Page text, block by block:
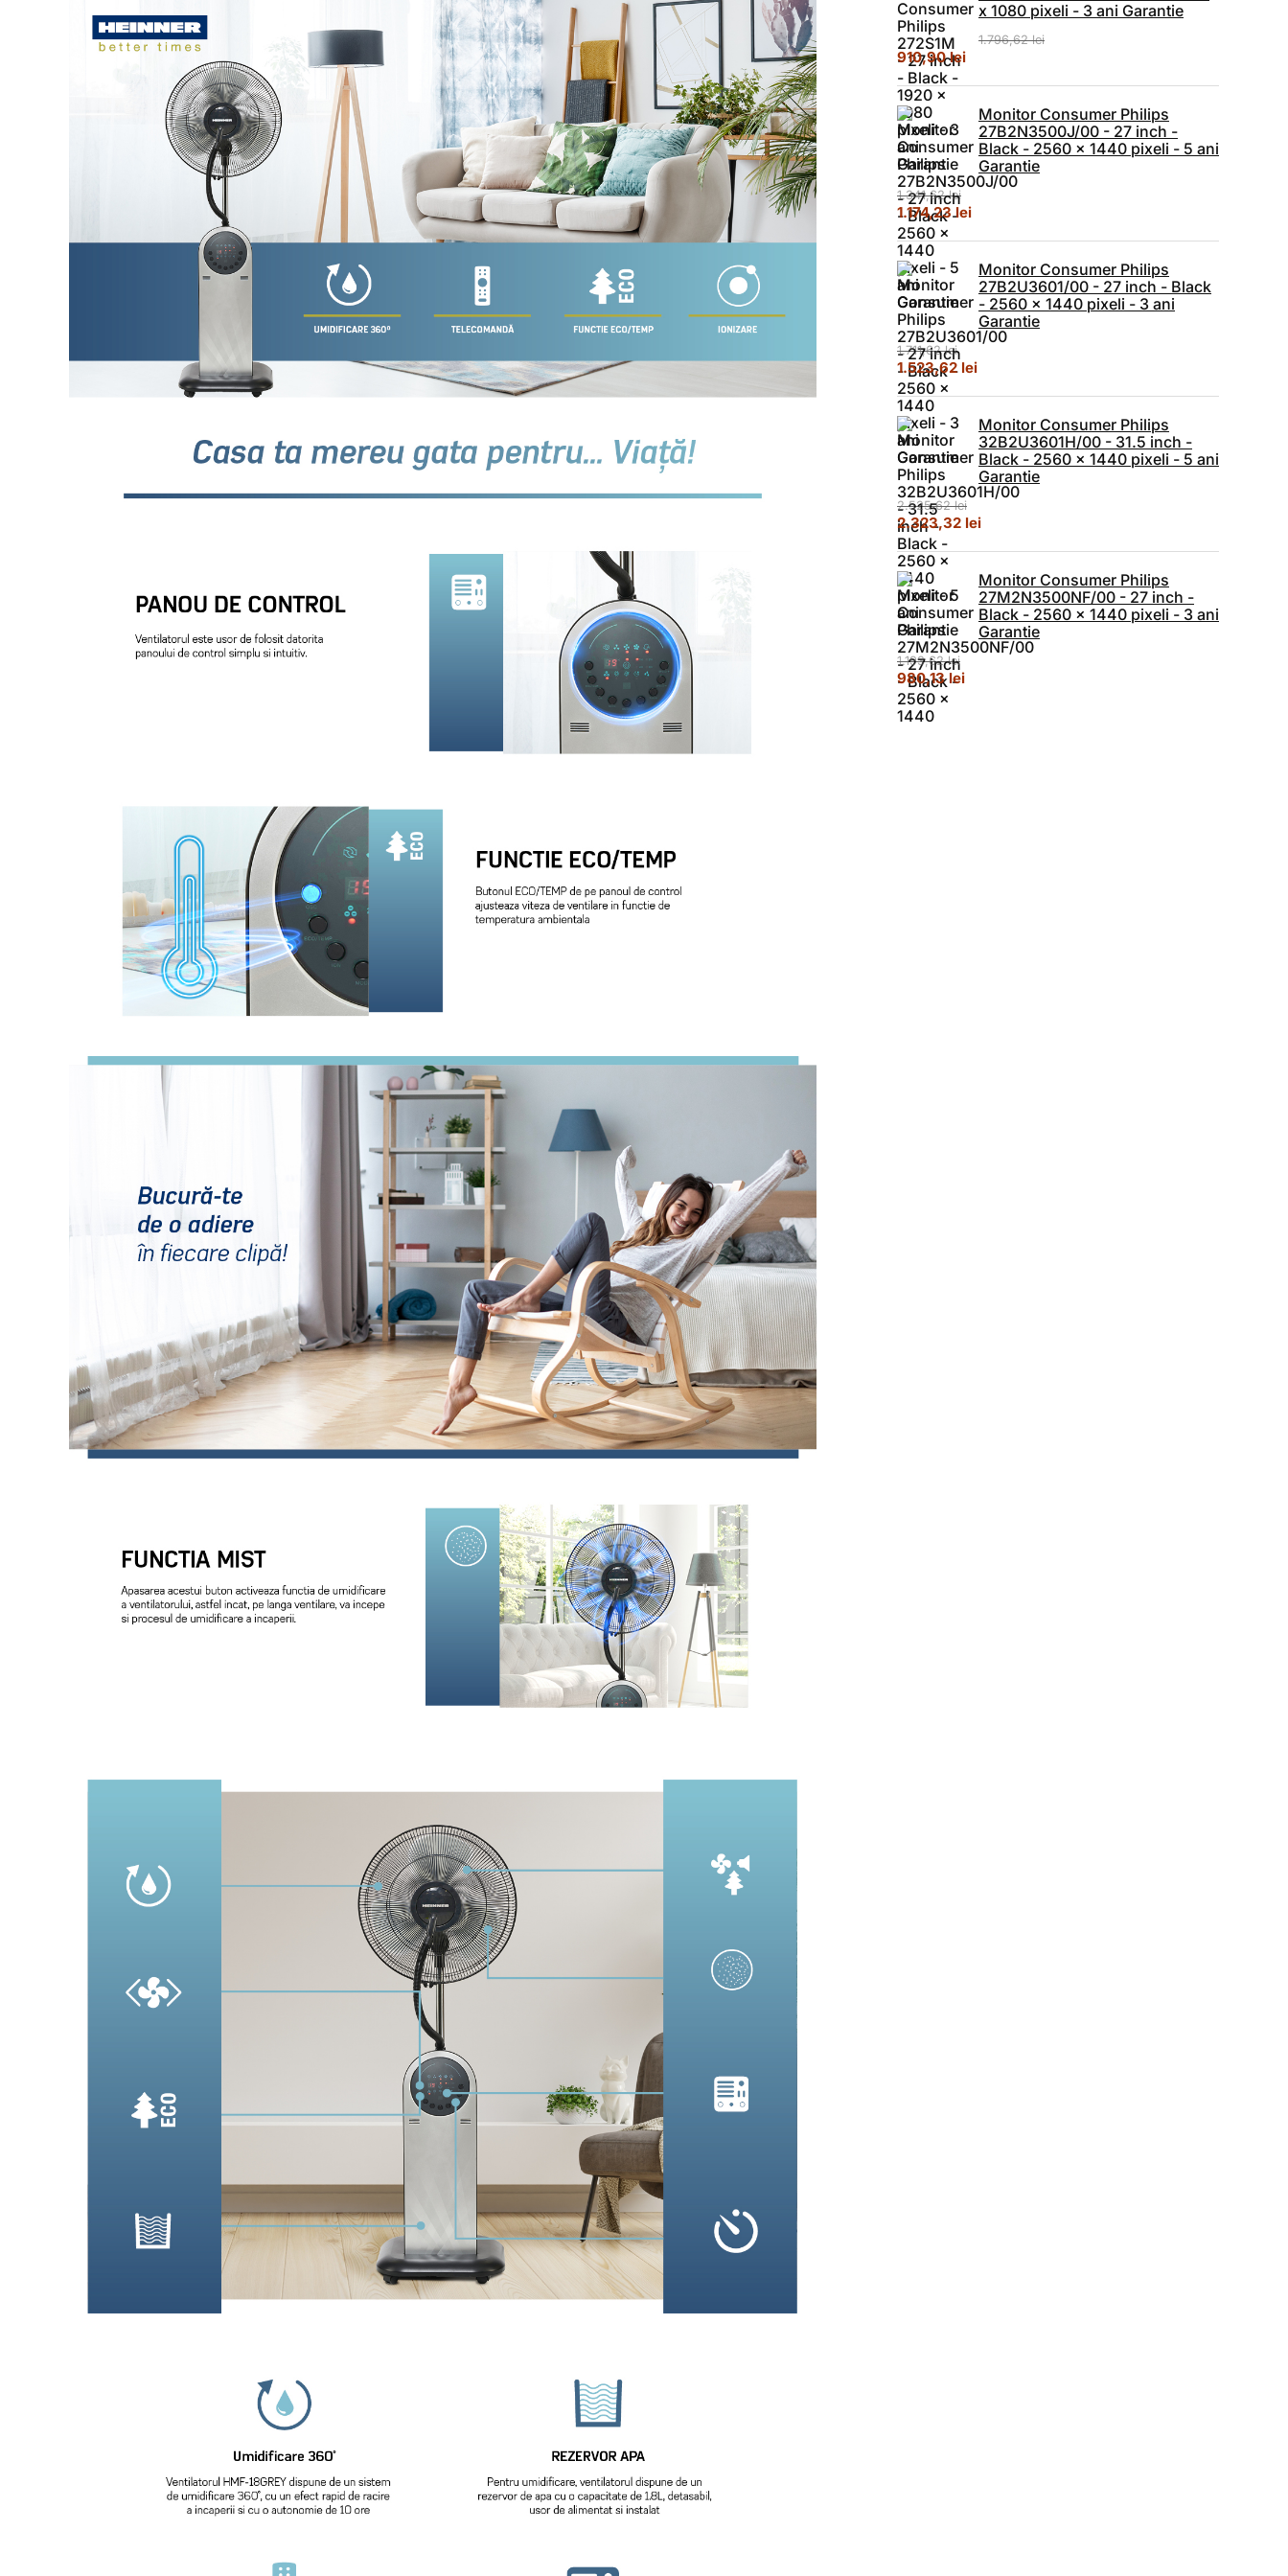
x 1080 pixeli - 3 ani Garantie
1.796,62lei
Prețul inițial a fost: 1.796,62 lei.
910,90leiPrețul curent este: 910,90 lei.
Monitor Consumer Philips
27B2N3500J/00 - 27 inch -
Black - 2560 x 1440 pixeli - 5 ani
Garantie
1.341,62lei
Prețul inițial a fost: 1.341,62 lei.
1.174,23leiPrețul curent este: 1.174,23 lei.
Monitor Consumer Philips
27B2U3601/00 - 27 inch - Black
- 2560 x 1440 pixeli - 3 ani
Garantie
1.711,62lei
Prețul inițial a fost: 1.711,62 lei.
1.523,62 leiPrețul curent este: 1.523,62 lei.
Monitor Consumer Philips
32B2U3601H/00 - 31.5 inch -
Black - 2560 x 1440 pixeli - 5 ani
Garantie
2.525,62lei
Prețul inițial a fost: 2.525,62 lei.
2.323,32 leiPrețul curent este: 2.323,32 lei.
Monitor Consumer Philips
27M2N3500NF/00 - 27 inch -
Black - 2560 x 1440 pixeli - 3 ani
Garantie
1.193,62lei
Prețul inițial a fost: 1.193,62 lei.
980,13leiPrețul curent este: 980,13 lei.